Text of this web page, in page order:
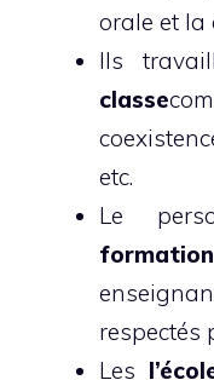
orale et la
Ils
classe
etc.
Le
formation
respectés
Les